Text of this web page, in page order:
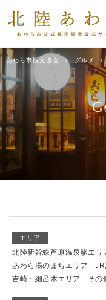
あわら市観光協会 グルメ
エリア
北陸新幹線芦原温泉駅エリ
あわら湯のまちエリア
JR
吉崎・細呂木エリア
その